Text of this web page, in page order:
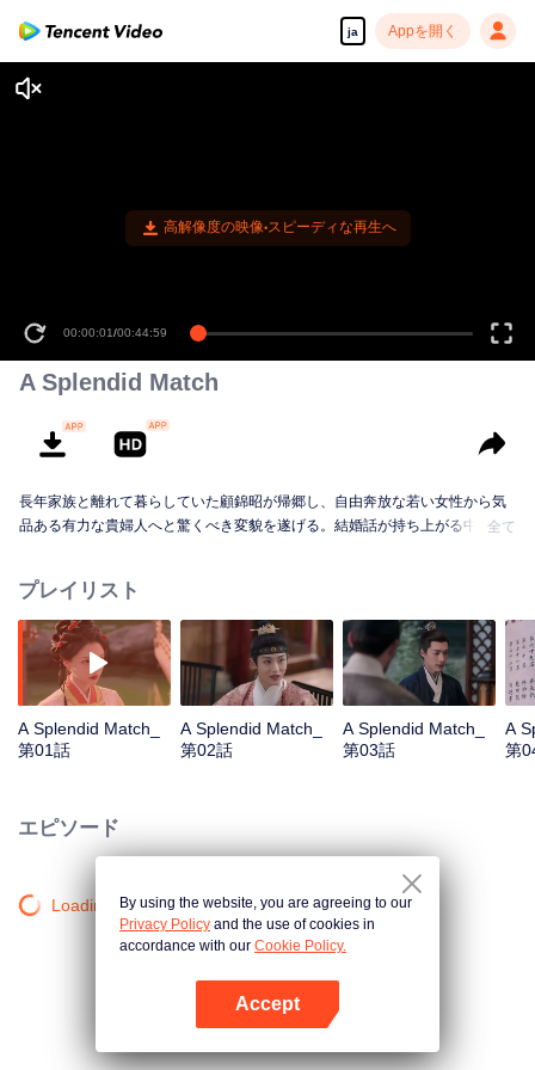
ja Appを開く
A Splendid Match
長年家族と離れて暮らしていた顧錦昭が帰郷し、自由奔放な若い女性から気
品ある有力な貴婦人へと驚くべき変貌を遂げる。結婚話が持ち上がる中、彼
選ぶのだろうか？
全て
プレイリスト
A Splendid Match_
第01話
A Splendid Match_
第02話
A Splendid Match_
第03話
A
第
エピソード
Loading…By using the website, you are agreeing to our
Privacy Policy and the use of cookies in
accordance with our Cookie Policy.
Accept